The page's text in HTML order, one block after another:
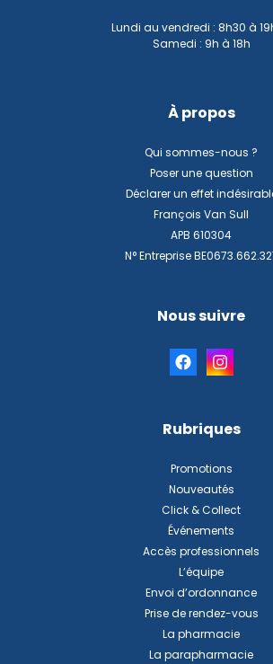
Lundi au vendredi : 8h30 à
Samedi : 9h à 18h
À propos
Qui sommes-nous ?
Poser une question
Déclarer un effet
François Van Sull
APB 610304
N° Entreprise
Nous suivre
Rubriques
Promotions
Nouveautés
Click & Collect
Événements
Accès professionnels
L’équipe
Envoi d’ordonnance
Prise de rendez-vous
La pharmacie
La parapharmacie